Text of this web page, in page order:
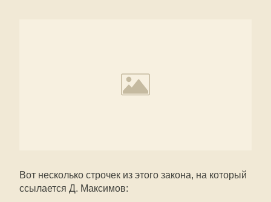
Вот несколько строчек из этого закона, на который
ссылается Д. Максимов: